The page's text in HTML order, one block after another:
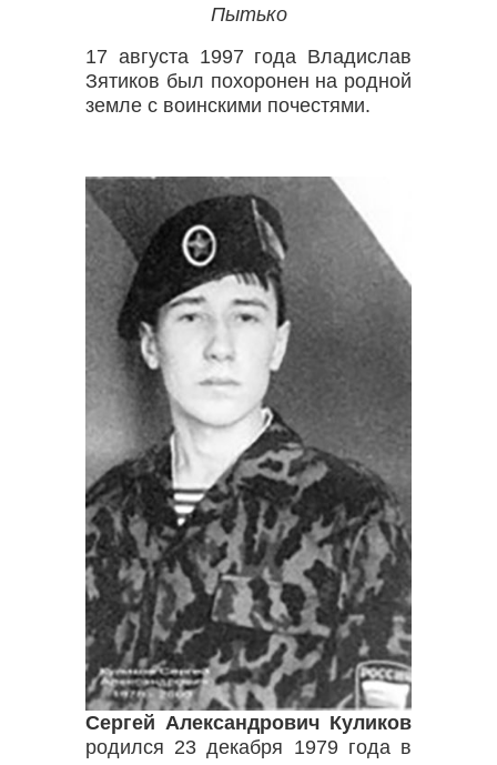
Пытько
17 августа 1997 года Владислав
Зятиков был похоронен на родной
земле с воинскими почестями.
Сергей Александрович Куликов
родился 23 декабря 1979 года в